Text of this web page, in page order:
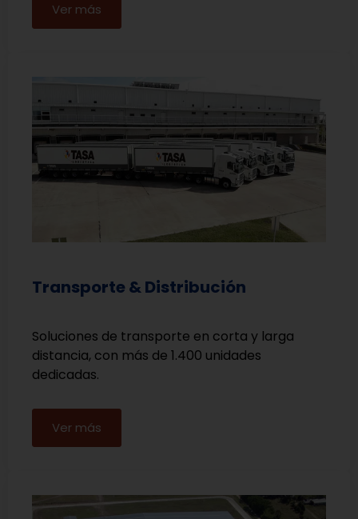
Ver más
Transporte & Distribución
Soluciones de transporte en corta y larga
distancia, con más de 1.400 unidades
dedicadas.
Ver más